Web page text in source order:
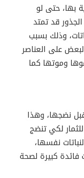
بها، حتى لو
قد تمتد
وذلك بسبب
على العناصر
وموتها كما
نضجها، وهذا
لكي تنضج
نفسها،
فائدة كبيرة لصحة